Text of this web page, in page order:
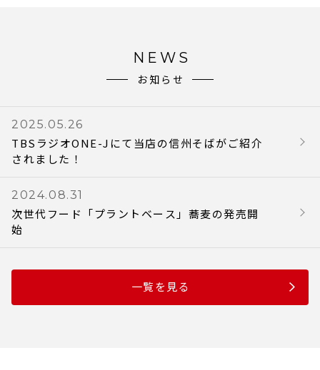
NEWS
お知らせ
2025.05.26
TBSラジオONE-Jにて当店の信州そばがご紹介
されました！
2024.08.31
次世代フード「プラントベース」蕎麦の発売開
始
一覧を見る